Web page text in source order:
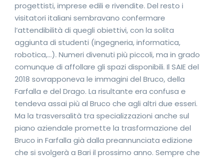
progettisti, imprese edili e rivendite. Del resto i
visitatori italiani sembravano confermare
l’attendibilità di quegli obiettivi, con la solita
aggiunta di studenti (ingegneria, informatica,
robotica,…). Numeri divenuti più piccoli, ma in grado
comunque di affollare gli spazi disponibili. Il SAIE del
2018 sovrapponeva le immagini del Bruco, della
Farfalla e del Drago. La risultante era confusa e
tendeva assai più al Bruco che agli altri due esseri.
Ma la trasversalità tra specializzazioni anche sul
piano aziendale promette la trasformazione del
Bruco in Farfalla già dalla preannunciata edizione
che si svolgerà a Bari il prossimo anno. Sempre che